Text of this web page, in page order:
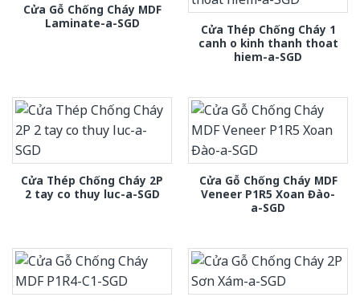
Cửa Gỗ Chống Cháy MDF
Laminate-a-SGD
Cửa Thép Chống Cháy 1
canh o kinh thanh thoat
hiem-a-SGD
Cửa Thép Chống Cháy 2P
2 tay co thuy luc-a-SGD
Cửa Gỗ Chống Cháy MDF
Veneer P1R5 Xoan Đào-
a-SGD